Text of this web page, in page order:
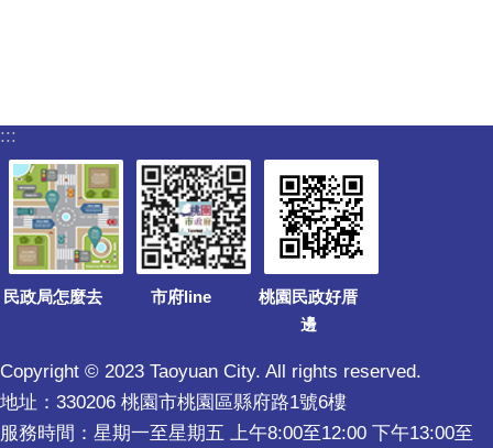
:::
民政局怎麼去 市府line
桃園民政好厝
邊
Copyright © 2023 Taoyuan City. All rights reserved.
地址：330206 桃園市桃園區縣府路1號6樓
服務時間：星期一至星期五 上午8:00至12:00 下午13:00至